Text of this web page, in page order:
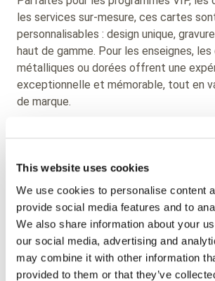
This website uses cookies
We use cookies to personalise content
provide social media features and to
We also share information about your
our social media, advertising and
may combine it with other information
provided to them or that they’ve
les services sur-mesure, ces cartes
personnalisables : design unique,
haut de gamme. Pour les enseignes,
métalliques ou dorées offrent une
exceptionnelle et mémorable, tout en
de marque.
Thames Technology propose
idéales pour les compagnies aériennes
groupes hôteliers de prestige ou les
fréquents.
Découvrez notre
métalliques et dorées sur